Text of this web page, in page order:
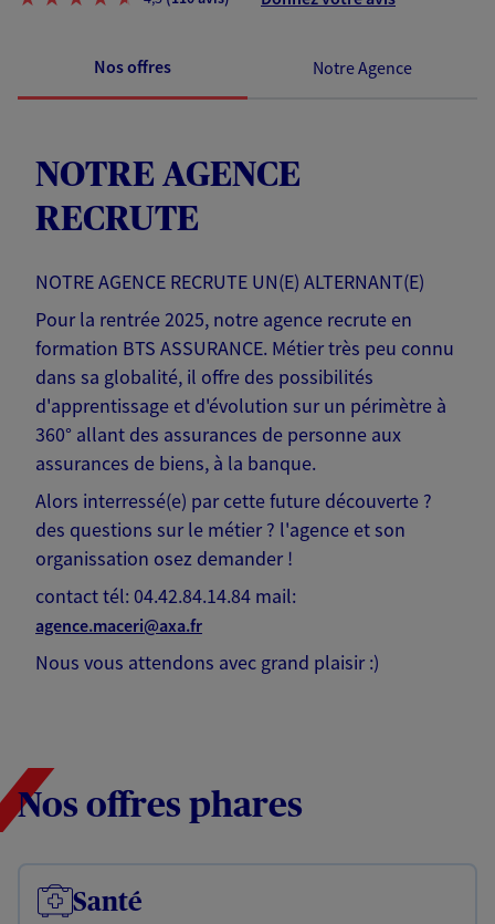
Nos offres Notre Agence
NOTRE AGENCE
RECRUTE
NOTRE AGENCE RECRUTE UN(E) ALTERNANT(E)
Pour la rentrée 2025, notre agence recrute en
formation BTS ASSURANCE. Métier très peu connu
dans sa globalité, il offre des possibilités
d'apprentissage et d'évolution sur un périmètre à
360° allant des assurances de personne aux
assurances de biens, à la banque.
Alors interressé(e) par cette future découverte ?
des questions sur le métier ? l'agence et son
organissation osez demander !
contact tél: 04.42.84.14.84 mail:
agence.maceri@axa.fr
Nous vous attendons avec grand plaisir :)
Nos offres phares
Santé